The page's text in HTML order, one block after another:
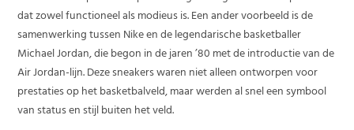
dat zowel functioneel als modieus is. Een ander voorbeeld is de
samenwerking tussen Nike en de legendarische basketballer
Michael Jordan, die begon in de jaren ’80 met de introductie van de
Air Jordan-lijn. Deze sneakers waren niet alleen ontworpen voor
prestaties op het basketbalveld, maar werden al snel een symbool
van status en stijl buiten het veld.